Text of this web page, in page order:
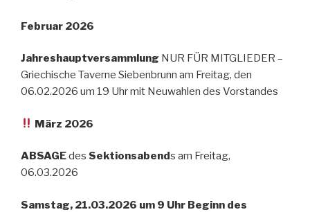
Februar 2026
Jahreshauptversammlung NUR FÜR MITGLIEDER –
Griechische Taverne Siebenbrunn am Freitag, den
06.02.2026 um 19 Uhr mit Neuwahlen des Vorstandes
März 2026
ABSAGEdes Sektionsabends am Freitag,
06.03.2026
Samstag, 21.03.2026 um 9 Uhr Beginn des